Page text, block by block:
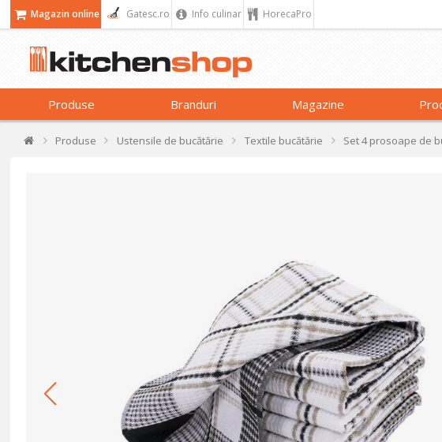
Magazin online Gatesc.ro Info culinar HorecaPro
Produse Branduri Magazine
Produse Ustensile de bucătărie Textile bucătărie Set 4 prosoape de